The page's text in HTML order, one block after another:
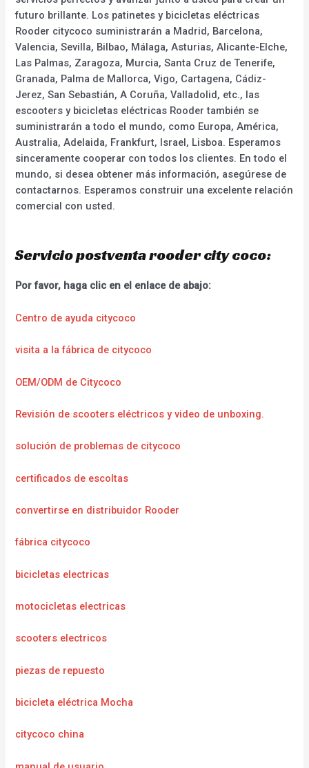
futuro brillante. Los patinetes y bicicletas eléctricas
Rooder citycoco suministrarán a Madrid, Barcelona,
Valencia, Sevilla, Bilbao, Málaga, Asturias, Alicante-Elche,
Las Palmas, Zaragoza, Murcia, Santa Cruz de Tenerife,
Granada, Palma de Mallorca, Vigo, Cartagena, Cádiz-
Jerez, San Sebastián, A Coruña, Valladolid, etc., las
escooters y bicicletas eléctricas Rooder también se
suministrarán a todo el mundo, como Europa, América,
Australia, Adelaida, Frankfurt, Israel, Lisboa. Esperamos
sinceramente cooperar con todos los clientes. En todo el
mundo, si desea obtener más información, asegúrese de
contactarnos. Esperamos construir una excelente relación
comercial con usted.
Servicio postventa rooder city coco:
Por favor, haga clic en el enlace de abajo:
Centro de ayuda citycoco
visita a la fábrica de citycoco
OEM/ODM de Citycoco
Revisión de scooters eléctricos y video de unboxing.
solución de problemas de citycoco
certificados de escoltas
convertirse en distribuidor Rooder
fábrica citycoco
bicicletas electricas
motocicletas electricas
scooters electricos
piezas de repuesto
bicicleta eléctrica Mocha
citycoco china